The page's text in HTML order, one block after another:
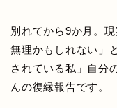
別れてから9か月。
無理かもしれない」
されている私」自分
んの復縁報告です。